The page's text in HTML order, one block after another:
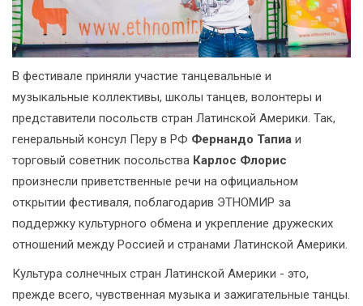
В фестивале приняли участие танцевальные и
музыкальные коллективы, школы танцев, волонтеры и
представители посольств стран Латинской Америки. Так,
генеральный консул Перу в РФ Фернандо Тапиа и
торговый советник посольства Карлос Флорис
произнесли приветственные речи на официальном
открытии фестиваля, поблагодарив ЭТНОМИР за
поддержку культурного обмена и укрепление дружеских
отношений между Россией и странами Латинской Америки.
Культура солнечных стран Латинской Америки - это,
прежде всего, чувственная музыка и зажигательные танцы.